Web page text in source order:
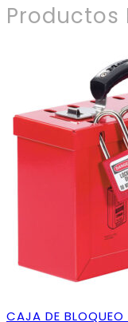
Productos
CAJA DE